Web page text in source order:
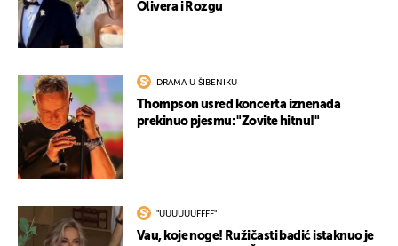
Olivera i Rozgu
DRAMA U ŠIBENIKU
Thompson usred koncerta iznenada
prekinuo pjesmu: "Zovite hitnu!"
"UUUUUUFFFF"
Vau, koje noge! Ružičasti badić istaknuo je